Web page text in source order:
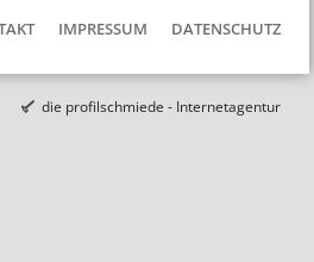
IMPRESSUM DATENSCHUTZ
die profilschmiede - Internetagentur